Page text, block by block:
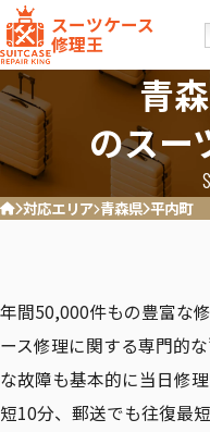
スーツケース
修理王
青
のスー
ホーム対応エリア 青森県 平内町
年間50,000件もの豊富な
ース修理に関する専門的
な故障も基本的に当日修
短10分、郵送でも往復最